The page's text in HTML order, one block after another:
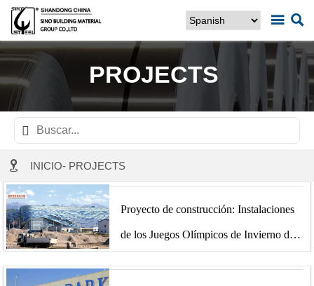
 
PROJECTS

 INICIO- PROJECTS
Proyecto de construcción: Instalaciones
de los Juegos Olímpicos de Invierno de